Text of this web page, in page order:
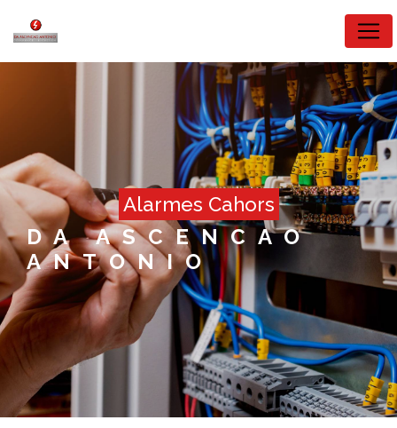
alarmes Cahors
DA ASCENCAO
ANTONIO